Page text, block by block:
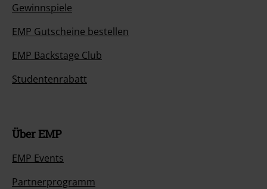
Gewinnspiele
EMP Gutscheine bestellen
EMP Backstage Club
Studentenrabatt
Über EMP
EMP Events
Partnerprogramm